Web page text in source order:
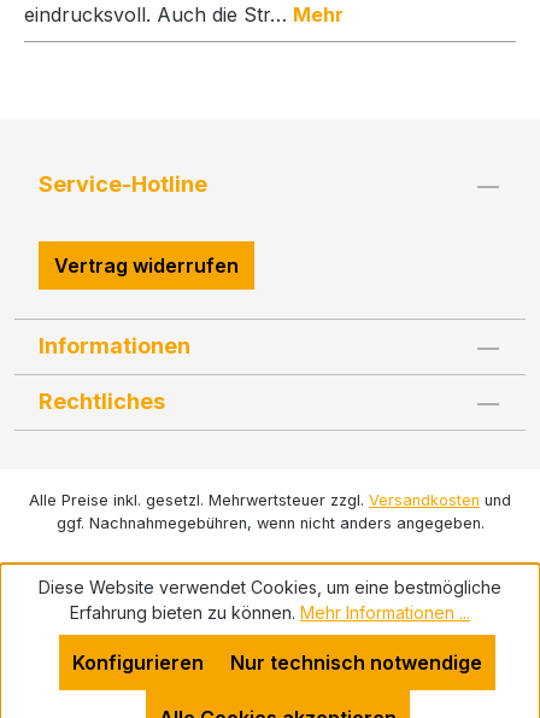
eindrucksvoll. Auch die Str… Mehr
Service-Hotline
Vertrag widerrufen
Informationen
Rechtliches
Alle Preise inkl. gesetzl. Mehrwertsteuer zzgl. Versandkosten und
ggf. Nachnahmegebühren, wenn nicht anders angegeben.
Diese Website verwendet Cookies, um eine bestmögliche
Erfahrung bieten zu können. Mehr Informationen ...
Nur technisch notwendige
Konfigurieren